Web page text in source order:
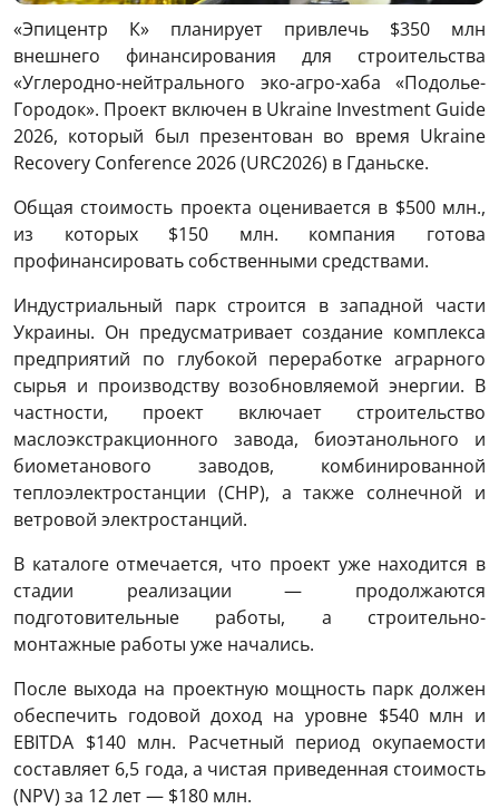
«Эпицентр К» планирует привлечь $350 млн
внешнего финансирования для строительства
«Углеродно-нейтрального эко-агро-хаба «Подолье-
Городок». Проект включен в Ukraine Investment Guide
2026, который был презентован во время Ukraine
Recovery Conference 2026 (URC2026) в Гданьске.
Общая стоимость проекта оценивается в $500 млн.,
из которых $150 млн. компания готова
профинансировать собственными средствами.
Индустриальный парк строится в западной части
Украины. Он предусматривает создание комплекса
предприятий по глубокой переработке аграрного
сырья и производству возобновляемой энергии. В
частности, проект включает строительство
маслоэкстракционного завода, биоэтанольного и
биометанового заводов, комбинированной
теплоэлектростанции (CHP), а также солнечной и
ветровой электростанций.
В каталоге отмечается, что проект уже находится в
стадии реализации — продолжаются
подготовительные работы, а строительно-
монтажные работы уже начались.
После выхода на проектную мощность парк должен
обеспечить годовой доход на уровне $540 млн и
EBITDA $140 млн. Расчетный период окупаемости
составляет 6,5 года, а чистая приведенная стоимость
(NPV) за 12 лет — $180 млн.